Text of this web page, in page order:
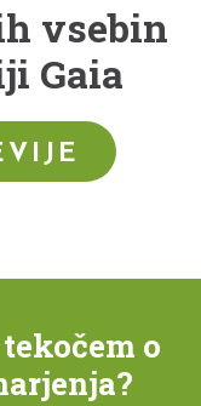
vsebin
Gaia
o